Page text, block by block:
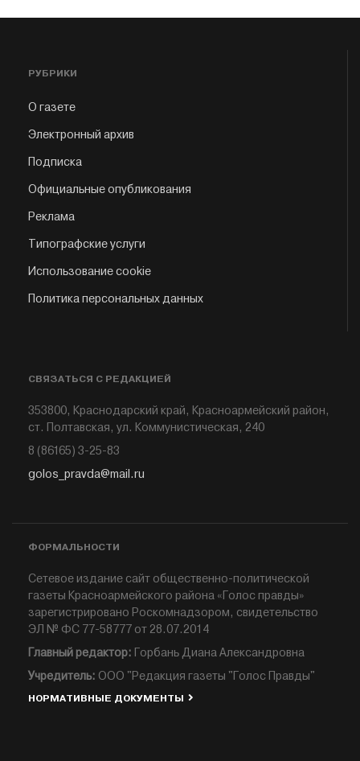
РУБРИКИ
О газете
Электронный архив
Подписка
Официальные опубликования
Реклама
Типографские услуги
Использование cookie
Политика персональных данных
СВЯЗАТЬСЯ С РЕДАКЦИЕЙ
353800, Краснодарский край, Красноармейский район,
ст. Полтавская, ул. Коммунистическая, 240
8 (86165) 3-25-83
golos_pravda@mail.ru
ФОРМАЛЬНОСТИ
Сетевое издание сайт общественно-политической
газеты Красноармейского района «Голос правды»
зарегистрировано Роскомнадзором, свидетельство
ЭЛ № ФС 77-58777 от 28.07.2014
Главный редактор: Горбань Диана Александровна
Учредитель: ООО "Редакция газеты "Голос Правды"
НОРМАТИВНЫЕ ДОКУМЕНТЫ